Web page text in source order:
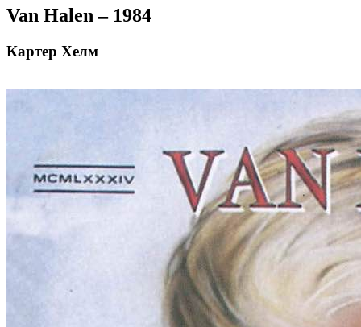
Van Halen – 1984
Картер Хелм